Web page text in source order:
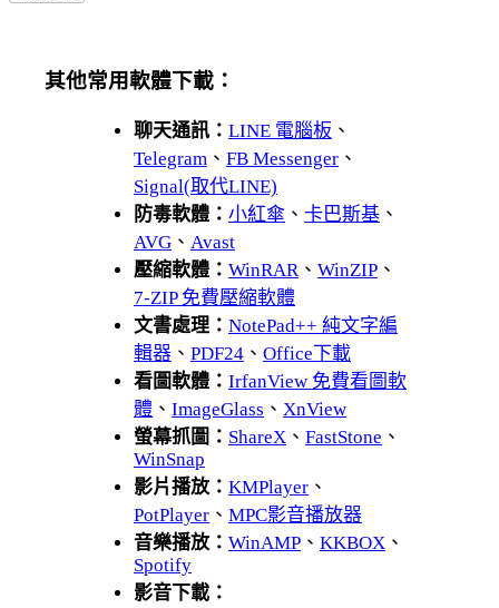
其他常用軟體下載：
聊天通訊： LINE 電腦板 、
Telegram 、 FB Messenger 、
Signal(取代LINE)
防毒軟體： 小紅傘 、 卡巴斯基 、
AVG 、 Avast
壓縮軟體： WinRAR 、 WinZIP 、
7-ZIP 免費壓縮軟體
文書處理： NotePad++ 純文字編
輯器 、 PDF24 、 Office下載
看圖軟體： IrfanView 免費看圖軟
體 、 ImageGlass 、 XnView
螢幕抓圖： ShareX 、 FastStone 、
WinSnap
影片播放： KMPlayer 、
PotPlayer 、 MPC影音播放器
音樂播放： WinAMP 、 KKBOX 、
Spotify
影音下載：